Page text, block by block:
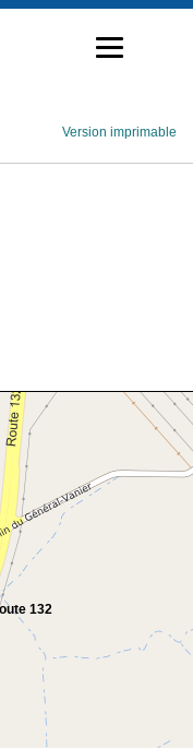
Version imprimable
132